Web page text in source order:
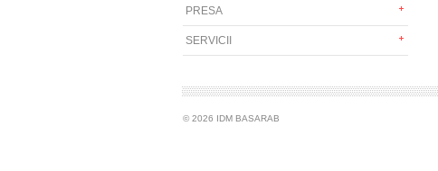
PRESA
SERVICII
© 2026 IDM BASARAB